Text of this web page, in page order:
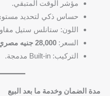
مؤشر الوقت المتبقي.
حساس ذكي لتحديد
اللون: ستانلس ستيل
السعر: 28,000 جنيه مصري
التركيب: Built-in مدمجة.
مدة الضمان وخدمة ما بعد البيع